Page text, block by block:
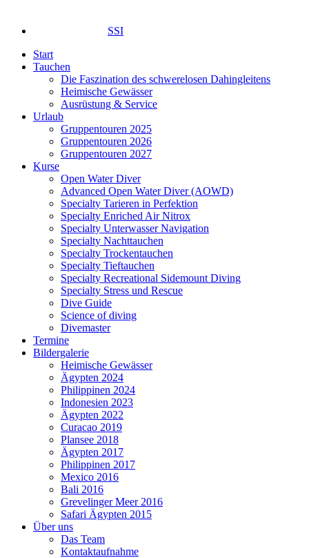
SSI
Start
Tauchen
Die Faszination des schwerelosen Dahingleitens
Heimische Gewässer
Ausrüstung & Service
Urlaub
Gruppentouren 2025
Gruppentouren 2026
Gruppentouren 2027
Kurse
Open Water Diver
Advanced Open Water Diver (AOWD)
Specialty Tarieren in Perfektion
Specialty Enriched Air Nitrox
Specialty Unterwasser Navigation
Specialty Nachttauchen
Specialty Trockentauchen
Specialty Tieftauchen
Specialty Recreational Sidemount Diving
Specialty Stress und Rescue
Dive Guide
Science of diving
Divemaster
Termine
Bildergalerie
Heimische Gewässer
Ägypten 2024
Philippinen 2024
Indonesien 2023
Ägypten 2022
Curacao 2019
Plansee 2018
Ägypten 2017
Philippinen 2017
Mexico 2016
Bali 2016
Grevelinger Meer 2016
Safari Ägypten 2015
Über uns
Das Team
Kontaktaufnahme